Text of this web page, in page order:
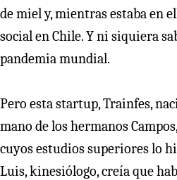
de miel y, mientras estaba en
social en Chile. Y ni siquiera
pandemia mundial.
Pero esta startup, Trainfes,
mano de los hermanos
cuyos estudios superiores lo
Luis, kinesiólogo, creía que